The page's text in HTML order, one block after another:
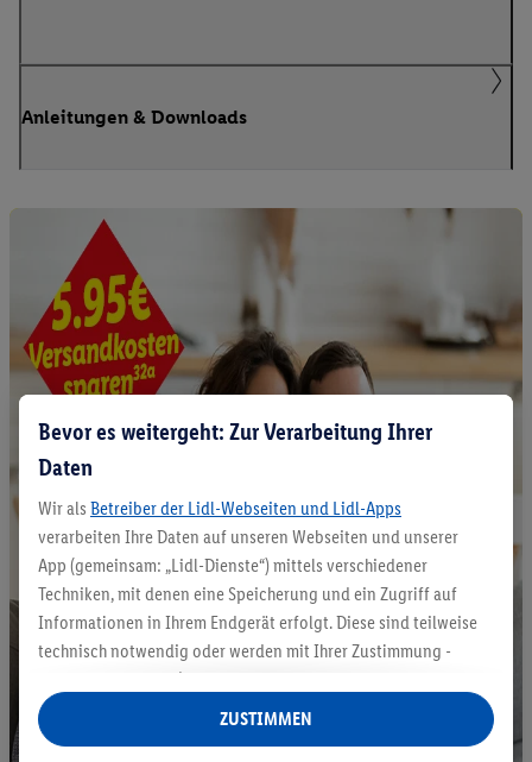
Anleitungen & Downloads
Bevor es weitergeht: Zur Verarbeitung Ihrer
Daten
Wir als Betreiber der Lidl-Webseiten und Lidl-Apps
verarbeiten Ihre Daten auf unseren Webseiten und unserer
App (gemeinsam: „Lidl-Dienste“) mittels verschiedener
Techniken, mit denen eine Speicherung und ein Zugriff auf
Informationen in Ihrem Endgerät erfolgt. Diese sind teilweise
technisch notwendig oder werden mit Ihrer Zustimmung -
auch durch Partner (u.a.
Verantwortliche; im Zusammenhang mit dem IAB TCF
insgesamt
ZUSTIMMEN